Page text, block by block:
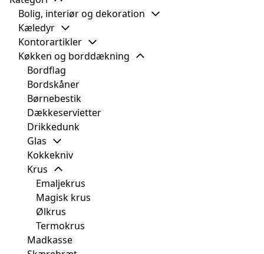
Bolig, interiør og dekoration
Kæledyr
Kontorartikler
Køkken og borddækning
Bordflag
Bordskåner
Børnebestik
Dækkeservietter
Drikkedunk
Glas
Kokkekniv
Krus
Emaljekrus
Magisk krus
Ølkrus
Termokrus
Madkasse